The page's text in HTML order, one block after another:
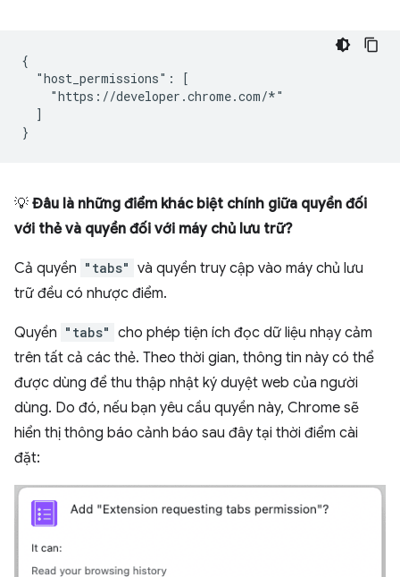
{
  "host_permissions": [
    "https://developer.chrome.com/*"
  ]
💡 Đâu là những điểm khác biệt chính giữa quyền đối
với thẻ và quyền đối với máy chủ lưu trữ?
Cả quyền "tabs" và quyền truy cập vào máy chủ lưu
trữ đều có nhược điểm.
Quyền "tabs" cho phép tiện ích đọc dữ liệu nhạy cảm
trên tất cả các thẻ. Theo thời gian, thông tin này có thể
được dùng để thu thập nhật ký duyệt web của người
dùng. Do đó, nếu bạn yêu cầu quyền này, Chrome sẽ
hiển thị thông báo cảnh báo sau đây tại thời điểm cài
đặt: